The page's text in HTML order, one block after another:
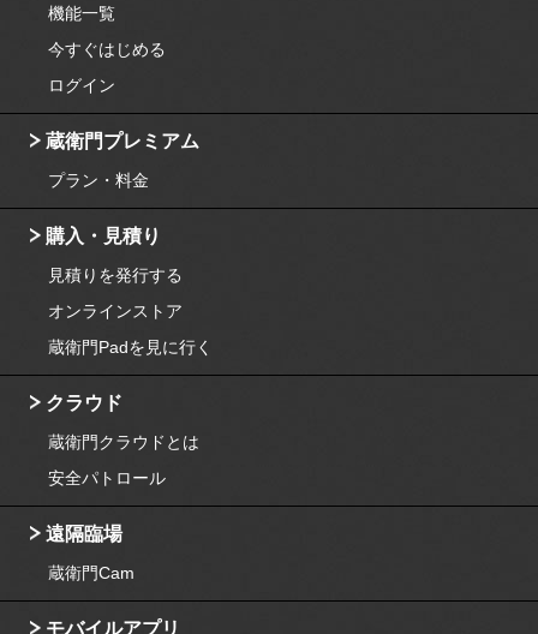
機能一覧
今すぐはじめる
ログイン
蔵衛門プレミアム
プラン・料金
購入・見積り
見積りを発行する
オンラインストア
蔵衛門Padを見に行く
クラウド
蔵衛門クラウドとは
安全パトロール
遠隔臨場
蔵衛門Cam
モバイルアプリ